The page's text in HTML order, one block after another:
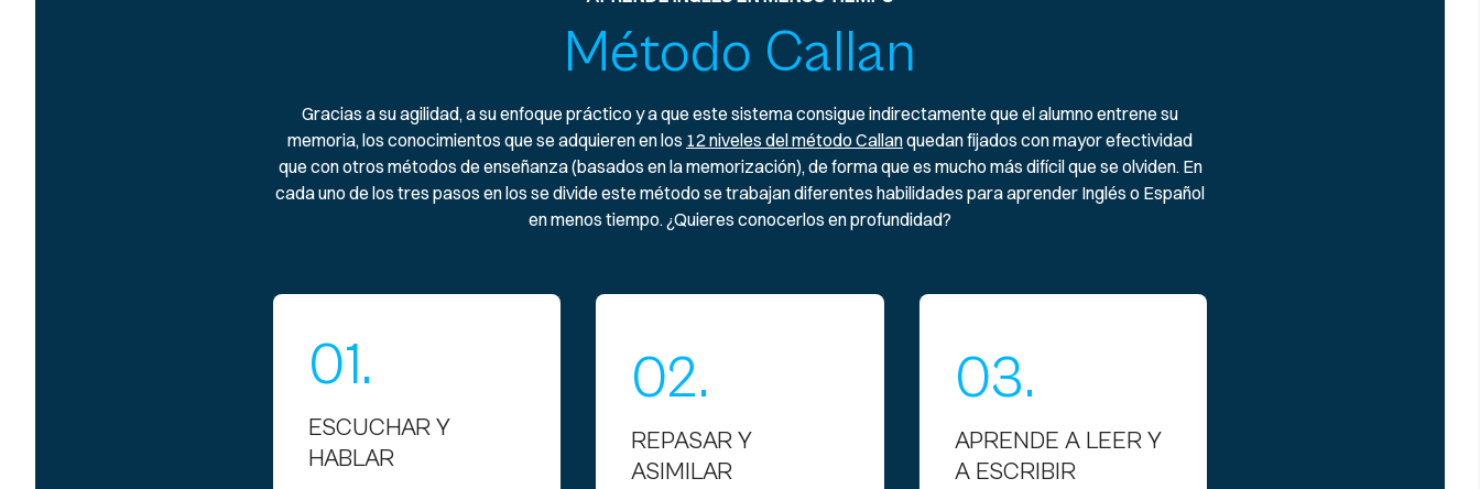
Método Callan
Gracias a su agilidad, a su enfoque práctico y a que este sistema consigue indirectamente que el alumno entrene su
memoria, los conocimientos que se adquieren en los 12 niveles del método Callanquedan fijados con mayor efectividad
que con otros métodos de enseñanza (basados en la memorización), de forma que es mucho más difícil que se olviden. En
cada uno de los tres pasos en los se divide este método se trabajan diferentes habilidades para aprender Inglés o Español
en menos tiempo. ¿Quieres conocerlos en profundidad?
01.
ESCUCHAR Y
HABLAR
02.
REPASAR Y
ASIMILAR
03.
APRENDE A LEER Y
A ESCRIBIR